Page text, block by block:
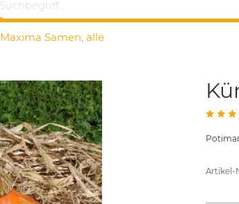
Maxima Samen, alle
Artikel-